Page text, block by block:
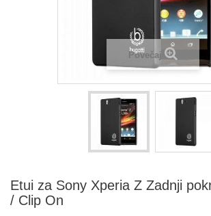
Povečaj
Etui za Sony Xperia Z Zadnji
/ Clip On